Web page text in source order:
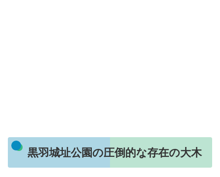
黒羽城址公園の圧倒的な存在の大木